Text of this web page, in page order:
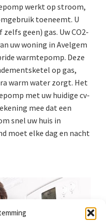
werkt op stroom,
toeneemt. U
geen) gas. Uw CO2-
uw woning in Avelgem
warmtepomp. Deze
op gas,
warm water zorgt. Het
met uw huidige cv-
mee dat een
snel uw huis in
moet elke dag en nacht